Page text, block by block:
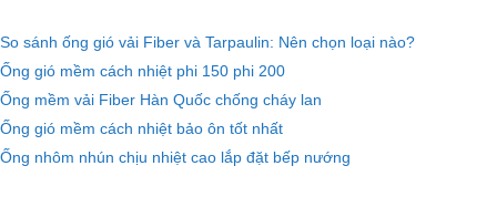
So sánh ống gió vải Fiber và Tarpaulin: Nên chọn loại nào?
Ống gió mềm cách nhiệt phi 150 phi 200
Ống mềm vải Fiber Hàn Quốc chống cháy lan
Ống gió mềm cách nhiệt bảo ôn tốt nhất
Ống nhôm nhún chịu nhiệt cao lắp đặt bếp nướng